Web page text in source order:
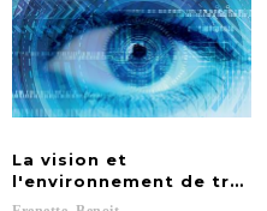
La vision et
l'environnement de travail